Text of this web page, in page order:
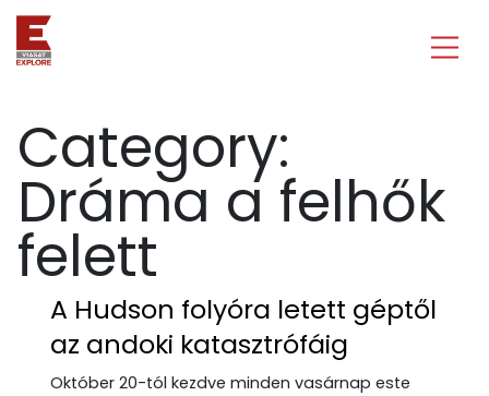
Category:
Dráma a felhők
felett
A Hudson folyóra letett géptől
az andoki katasztrófáig
Október 20-tól kezdve minden vasárnap este